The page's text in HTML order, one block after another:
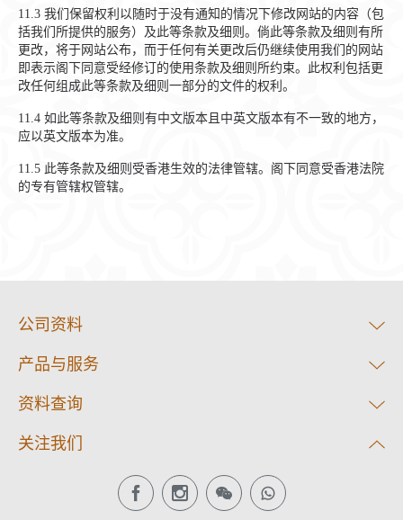
11.3 我们保留权利以随时于没有通知的情况下修改网站的内容（包
括我们所提供的服务）及此等条款及细则。倘此等条款及细则有所
更改，将于网站公布，而于任何有关更改后仍继续使用我们的网站
即表示阁下同意受经修订的使用条款及细则所约束。此权利包括更
改任何组成此等条款及细则一部分的文件的权利。
11.4 如此等条款及细则有中文版本且中英文版本有不一致的地方，
应以英文版本为准。
11.5 此等条款及细则受香港生效的法律管辖。阁下同意受香港法院
的专有管辖权管辖。
公司资料
产品与服务
资料查询
关注我们